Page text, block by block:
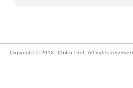
Copyright © 2012- Chiba Pref. All rights reserved.